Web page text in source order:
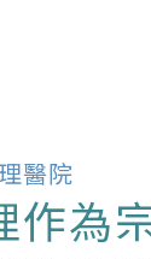
醫院
作為